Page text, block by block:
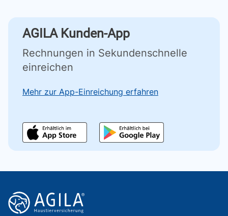
AGILA Kunden-App
Rechnungen in Sekundenschnelle
einreichen
Mehr zur App-Einreichung erfahren